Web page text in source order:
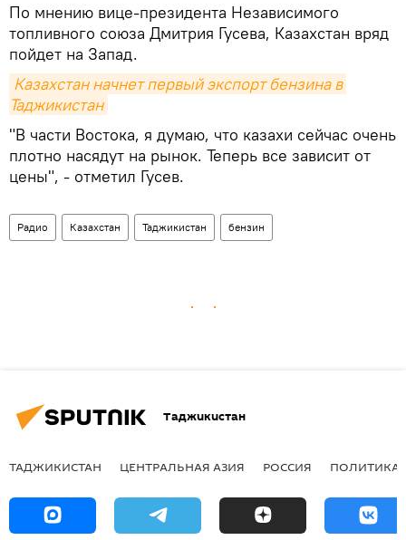
По мнению вице-президента Независимого
топливного союза Дмитрия Гусева, Казахстан вряд
пойдет на Запад.
Казахстан начнет первый экспорт бензина в
Таджикистан
"В части Востока, я думаю, что казахи сейчас очень
плотно насядут на рынок. Теперь все зависит от
цены", - отметил Гусев.
Радио Казахстан Таджикистан бензин
Таджикистан
ТАДЖИКИСТАН ЦЕНТРАЛЬНАЯ АЗИЯ РОССИЯ ПОЛИТИКА